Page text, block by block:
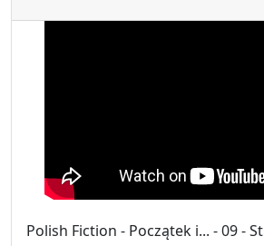
Polish Fiction - Początek i... - 09 -